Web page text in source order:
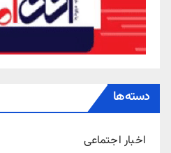
دسته‌ها
اخبار اجتماعی